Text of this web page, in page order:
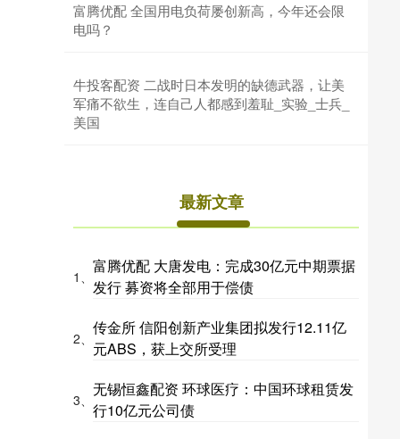
富腾优配 全国用电负荷屡创新高，今年还会限
电吗？
牛投客配资 二战时日本发明的缺德武器，让美
军痛不欲生，连自己人都感到羞耻_实验_士兵_
美国
最新文章
1、
富腾优配 大唐发电：完成30亿元中期票据
发行 募资将全部用于偿债
2、
传金所 信阳创新产业集团拟发行12.11亿
元ABS，获上交所受理
3、
无锡恒鑫配资 环球医疗：中国环球租赁发
行10亿元公司债